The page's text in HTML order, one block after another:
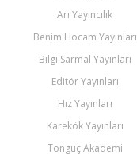
Arı Yayıncılık
Benim Hocam Yayınları
Bilgi Sarmal Yayınları
Editör Yayınları
Hız Yayınları
Karekök Yayınları
Tonguç Akademi